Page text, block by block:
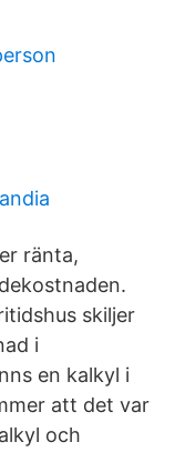
ränta,
skiljer
i
en kalkyl i
att det var
och